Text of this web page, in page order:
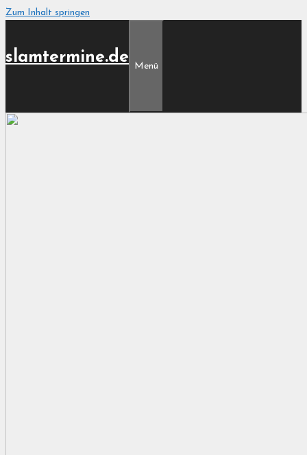
Zum Inhalt springen
slamtermine.de
Menü